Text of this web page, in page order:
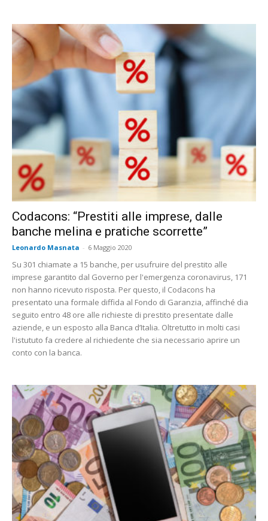
Codacons: “Prestiti alle imprese, dalle
banche melina e pratiche scorrette”
Leonardo Masnata - 6 Maggio 2020
Su 301 chiamate a 15 banche, per usufruire del prestito alle
imprese garantito dal Governo per l'emergenza coronavirus, 171
non hanno ricevuto risposta. Per questo, il Codacons ha
presentato una formale diffida al Fondo di Garanzia, affinché dia
seguito entro 48 ore alle richieste di prestito presentate dalle
aziende, e un esposto alla Banca d’Italia. Oltretutto in molti casi
l'istututo fa credere al richiedente che sia necessario aprire un
conto con la banca.